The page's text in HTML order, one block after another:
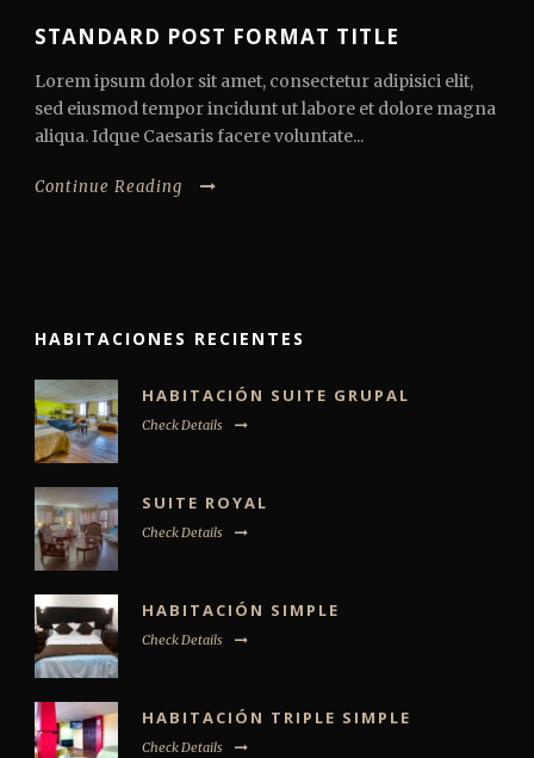
STANDARD POST FORMAT TITLE
Lorem ipsum dolor sit amet, consectetur adipisici elit,
sed eiusmod tempor incidunt ut labore et dolore magna
aliqua. Idque Caesaris facere voluntate...
Continue Reading
HABITACIONES RECIENTES
HABITACIÓN SUITE GRUPAL
Check Details
SUITE ROYAL
Check Details
HABITACIÓN SIMPLE
Check Details
HABITACIÓN TRIPLE SIMPLE
Check Details